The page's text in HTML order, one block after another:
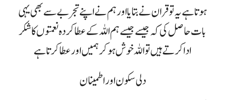
ہوتا ہے یہ تو قران نے بتایا اور ہم نے اپنے تجربے سے بھی یہی
بات حاصل کی کہ جیسے جیسے ہم اللہ کے عطا کردہ نعمتوں کا شکر
ادا کرتے ہیں تو اللہ خوش ہو کر ہمیں اور عطا کرتا ہے
دلی سکون اور اطمینان